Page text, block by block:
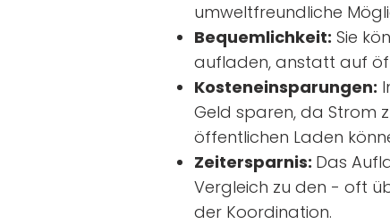
umweltfreundliche
Bequemlichkeit: Sie
aufladen, anstatt auf
Kosteneinsparungen:
Geld sparen, da Strom
öffentlichen Laden
Zeitersparnis: Das
Vergleich zu den - oft
der Koordination.